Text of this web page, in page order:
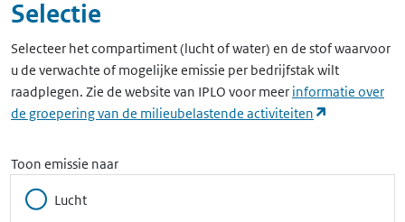
Selectie
Selecteer het compartiment (lucht of water) en de stof waarvoor
u de verwachte of mogelijke emissie per bedrijfstak wilt
raadplegen. Zie de website van IPLO voor meer informatie over
de groepering van de milieubelastende activiteiten
Toon emissie naar
Lucht